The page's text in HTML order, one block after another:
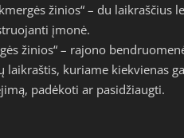
žinios“ – du laikraščius
įmonė.
žinios“ – rajono
laikraštis, kuriame kiekvienas
padėkoti ar pasidžiaugti.